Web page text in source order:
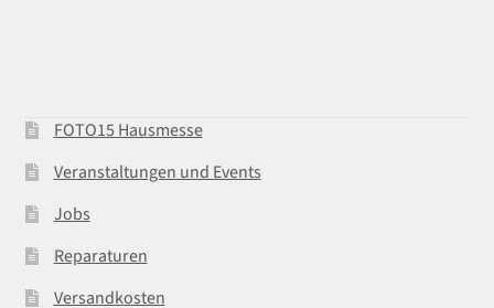
FOTO15 Hausmesse
Veranstaltungen und Events
Jobs
Reparaturen
Versandkosten